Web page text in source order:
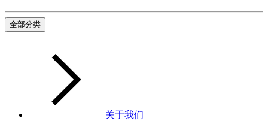
全部分类
关于我们